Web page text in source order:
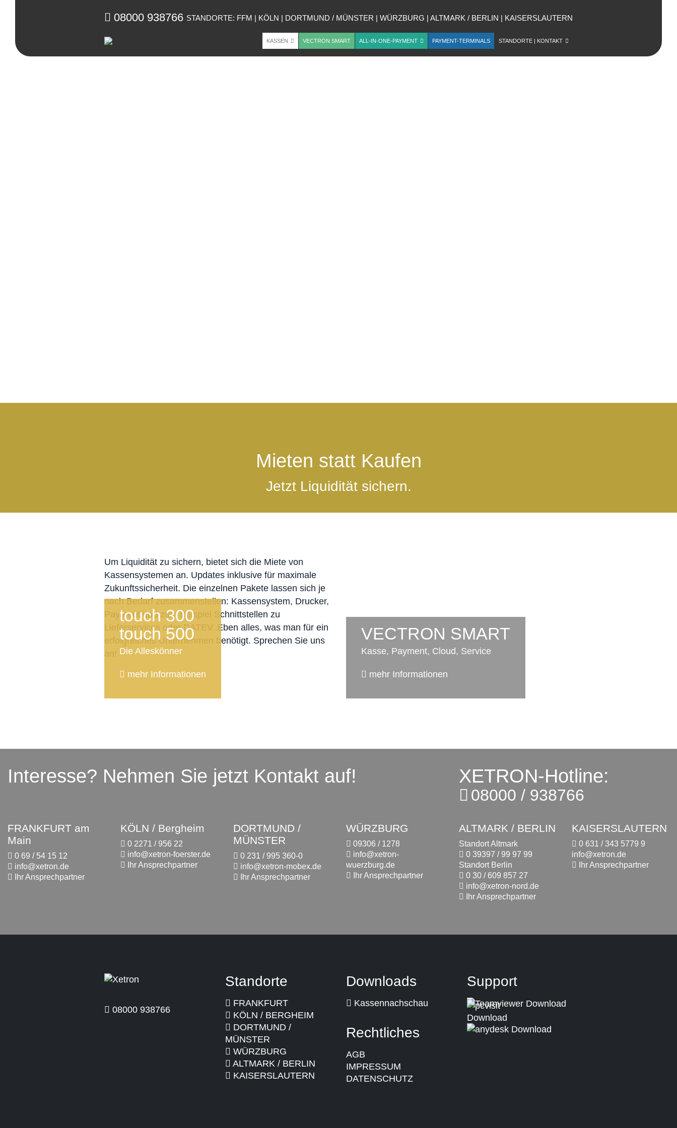
08000 938766 STANDORTE: FFM KÖLN DORTMUND / MÜNSTER WÜRZBURG ALTMARK / BERLIN KAISERSLAUTERN
KASSEN VECTRON SMART ALL-IN-ONE-PAYMENT PAYMENT-TERMINALS STANDORTE | KONTAKT
Mieten statt Kaufen
Jetzt Liquidität sichern.
Um Liquidität zu sichern, bietet sich die Miete von
Kassensystemen an. Updates inklusive für maximale
Zukunftssicherheit. Die einzelnen Pakete lassen sich je
nach Bedarf zusammenstellen: Kassensystem, Drucker,
Payment und zum Beispiel Schnittstellen zu
Lieferservices oder DATEV. Eben alles, was man für ein
erfolgreiches Unternehmen benötigt. Sprechen Sie uns
touch 300
touch 500
Die Alleskönner
mehr Informationen
VECTRON SMART
Kasse, Payment, Cloud, Service
mehr Informationen
Interesse? Nehmen Sie jetzt Kontakt auf! XETRON-Hotline:
08000 / 938766
FRANKFURT am
Main
0 69 / 54 15 12
info@xetron.de
Ihr Ansprechpartner
KÖLN / Bergheim
0 2271 / 956 22
info@xetron-foerster.de
Ihr Ansprechpartner
DORTMUND /
MÜNSTER
0 231 / 995 360-0
info@xetron-mobex.de
Ihr Ansprechpartner
WÜRZBURG
09306 / 1278
info@xetron-
wuerzburg.de
Ihr Ansprechpartner
ALTMARK / BERLIN
Standort Altmark
0 39397 / 99 97 99
Standort Berlin
0 30 / 609 857 27
info@xetron-nord.de
Ihr Ansprechpartner
KAISERSLAUTERN
0 631 / 343 5779 9
info@xetron.de
Ihr Ansprechpartner
08000 938766
Standorte
FRANKFURT
KÖLN / BERGHEIM
DORTMUND /
MÜNSTER
WÜRZBURG
ALTMARK / BERLIN
KAISERSLAUTERN
Downloads
Kassennachschau
Rechtliches
AGB
IMPRESSUM
DATENSCHUTZ
Support